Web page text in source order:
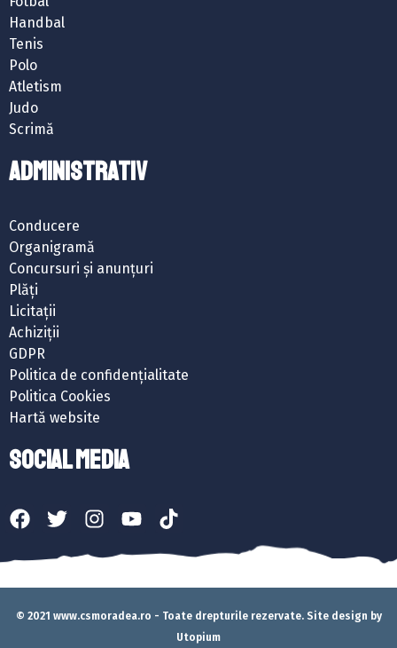
Handbal
Tenis
Polo
Atletism
Judo
Scrimă
ADMINISTRATIV
Conducere
Organigramă
Concursuri și anunțuri
Plăți
Licitații
Achiziții
GDPR
Politica de confidențialitate
Politica Cookies
Hartă website
SOCIAL MEDIA
© 2021 www.csmoradea.ro - Toate drepturile rezervate. Site design by
Utopium